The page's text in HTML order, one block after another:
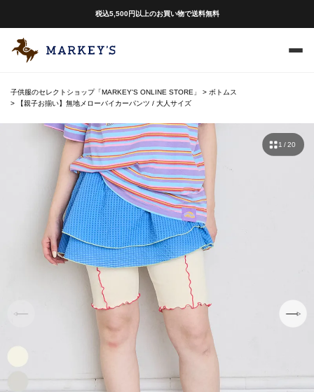
税込5,500円以上のお買い物で送料無料
子供服のセレクトショップ「MARKEY'S ONLINE STORE」
ボトムス
【親子お揃い】無地メローバイカーパンツ / 大人サイズ
1 / 20